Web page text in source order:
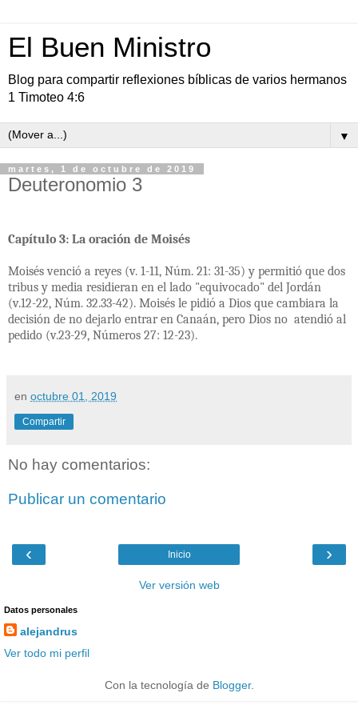
El Buen Ministro
Blog para compartir reflexiones bíblicas de varios hermanos
1 Timoteo 4:6
▼
martes, 1 de octubre de 2019
Deuteronomio 3
Capítulo 3: La oración de Moisés
Moisés venció a reyes (v. 1-11, Núm. 21: 31-35) y permitió que dos
tribus y media residieran en el lado "equivocado" del Jordán
(v.12-22, Núm. 32.33-42). Moisés le pidió a Dios que cambiara la
decisión de no dejarlo entrar en Canaán, pero Dios no atendió al
pedido (v.23-29, Números 27: 12-23).
en octubre 01, 2019
Compartir
No hay comentarios:
Publicar un comentario
‹ ›
Inicio
Ver versión web
Datos personales
alejandrus
Ver todo mi perfil
Con la tecnología de Blogger.